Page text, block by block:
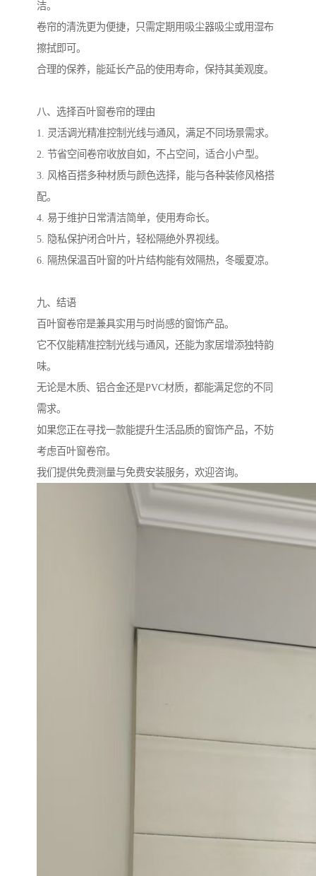
洁。
卷帘的清洗更为便捷，只需定期用吸尘器吸尘或用湿布
擦拭即可。
合理的保养，能延长产品的使用寿命，保持其美观度。
八、选择百叶窗卷帘的理由
1. 灵活调光精准控制光线与通风，满足不同场景需求。
2. 节省空间卷帘收放自如，不占空间，适合小户型。
3. 风格百搭多种材质与颜色选择，能与各种装修风格搭
配。
4. 易于维护日常清洁简单，使用寿命长。
5. 隐私保护闭合叶片，轻松隔绝外界视线。
6. 隔热保温百叶窗的叶片结构能有效隔热，冬暖夏凉。
九、结语
百叶窗卷帘是兼具实用与时尚感的窗饰产品。
它不仅能精准控制光线与通风，还能为家居增添独特韵
味。
无论是木质、铝合金还是PVC材质，都能满足您的不同
需求。
如果您正在寻找一款能提升生活品质的窗饰产品，不妨
考虑百叶窗卷帘。
我们提供免费测量与免费安装服务，欢迎咨询。